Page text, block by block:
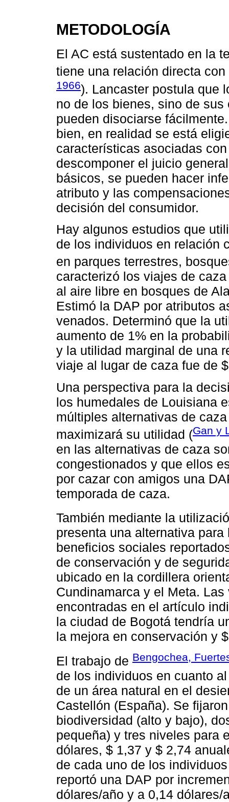
METODOLOGÍA
El AC está sustentado en la
tiene una relación directa
1966). Lancaster postula que
no de los bienes, sino de
pueden disociarse
bien, en realidad se está
características asociadas
descomponer el juicio
básicos, se pueden hacer
atributo y las
decisión del consumidor.
Hay algunos estudios que
de los individuos en relación
en parques terrestres,
caracterizó los viajes de
al aire libre en bosques de
Estimó la DAP por atributos
venados. Determinó que la
aumento de 1% en la
y la utilidad marginal de una
viaje al lugar de caza fue de
Una perspectiva para la
los humedales de Louisiana
múltiples alternativas de
maximizará su utilidad (Gan y
en las alternativas de caza
congestionados y que ellos
por cazar con amigos una
temporada de caza.
También mediante la
presenta una alternativa
beneficios sociales
de conservación y de
ubicado en la cordillera
Cundinamarca y el Meta.
encontradas en el artículo
la ciudad de Bogotá tendría
la mejora en conservación y
El trabajo de Bengochea,
de los individuos en cuanto
de un área natural en el
Castellón (España). Se
biodiversidad (alto y bajo),
pequeña) y tres niveles para
dólares, $ 1,37 y $ 2,74
de cada uno de los
reportó una DAP por
dólares/año y a 0,14